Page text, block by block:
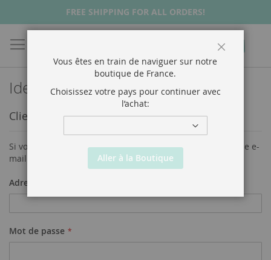
FREE SHIPPING FOR ALL ORDERS!
Chercher
Identifiant client
Clients enregistrés
Si vous avez un compte, connectez-vous avec votre adresse e-
mail.
Adresse électronique
Mot de passe
Vous êtes en train de naviguer sur notre
boutique de France.
Choisissez votre pays pour continuer avec
l’achat:
Aller à la Boutique